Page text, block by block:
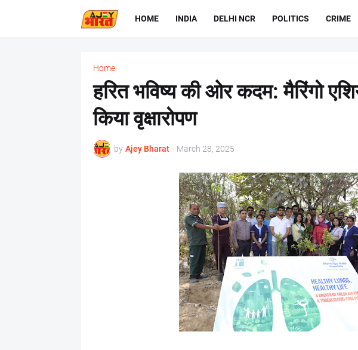
HOME INDIA DELHI NCR POLITICS CRIME
Home
हरित भविष्य की ओर कदम: मैरिंगो
किया वृक्षारोपण
by Ajey Bharat - March 28, 2025